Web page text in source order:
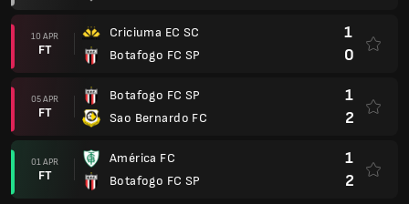
Paulista A1
Botafogo FC SP
0
1
Guarani FC SP
0
2
Botafogo FC SP
1